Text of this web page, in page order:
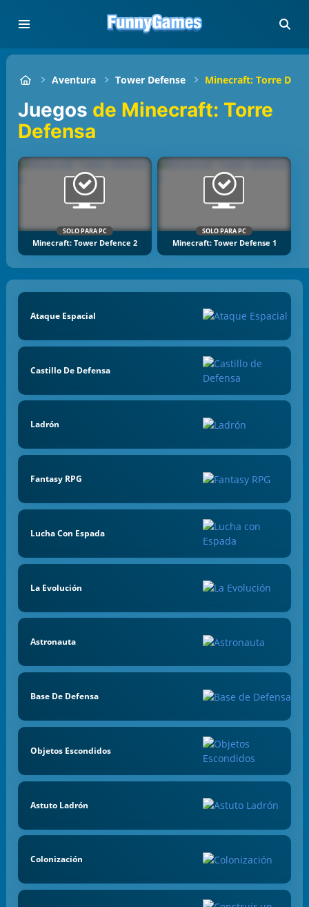
Aventura Tower Defense Minecraft: Torre
Juegos de Minecraft: Torre
Defensa
SOLO PARA PC
Minecraft: Tower Defence 2
SOLO PARA PC
Minecraft: Tower Defense 1
Ataque Espacial
Castillo De Defensa
Ladrón
Fantasy RPG
Lucha Con Espada
La Evolución
Astronauta
Base De Defensa
Objetos Escondidos
Astuto Ladrón
Colonización